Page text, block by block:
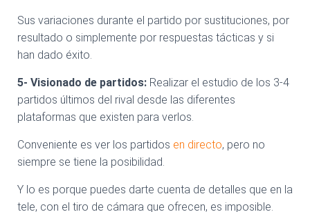
Sus variaciones durante el partido por sustituciones, por
resultado o simplemente por respuestas tácticas y si
han dado éxito.
5- Visionado de partidos: Realizar el estudio de los 3-4
partidos últimos del rival desde las diferentes
plataformas que existen para verlos.
Conveniente es ver los partidos en directo, pero no
siempre se tiene la posibilidad.
Y lo es porque puedes darte cuenta de detalles que en la
tele, con el tiro de cámara que ofrecen, es imposible.